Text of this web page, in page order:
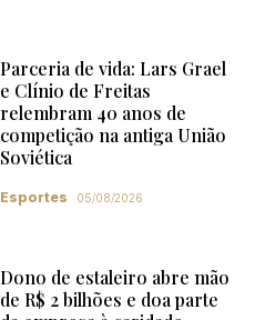
Parceria de vida: Lars Grael
e Clínio de Freitas
relembram 40 anos de
competição na antiga União
Soviética
Esportes 05/08/2026
Dono de estaleiro abre mão
de R$ 2 bilhões e doa parte